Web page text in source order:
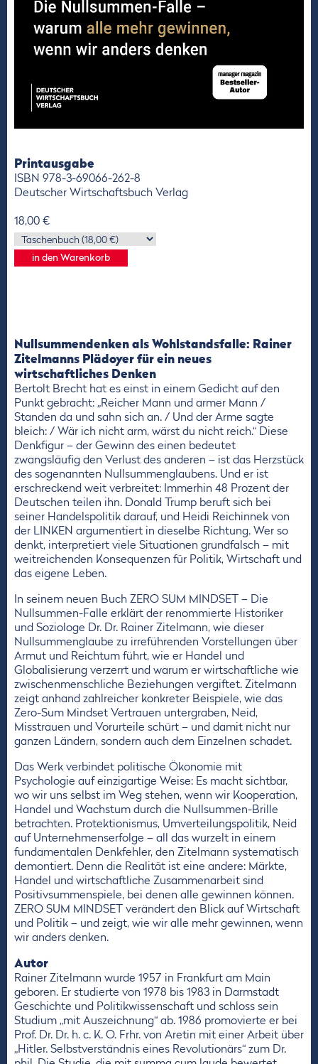
Printausgabe
ISBN 978-3-69066-262-8
Deutscher Wirtschaftsbuch Verlag
18,00 €
Nullsummendenken als Wohlstandsfalle: Rainer
Zitelmanns Plädoyer für ein neues
wirtschaftliches Denken
Bertolt Brecht hat es einst in einem Gedicht auf den
Punkt gebracht: „Reicher Mann und armer Mann /
Standen da und sahn sich an. / Und der Arme sagte
bleich: / Wär ich nicht arm, wärst du nicht reich.“ Diese
Denkfigur – der Gewinn des einen bedeutet
zwangsläufig den Verlust des anderen – ist das Herzstück
des sogenannten Nullsummenglaubens. Und er ist
erschreckend weit verbreitet: Immerhin 48 Prozent der
Deutschen teilen ihn. Donald Trump beruft sich bei
seiner Handelspolitik darauf, und Heidi Reichinnek von
der LINKEN argumentiert in dieselbe Richtung. Wer so
denkt, interpretiert viele Situationen grundfalsch – mit
weitreichenden Konsequenzen für Politik, Wirtschaft und
das eigene Leben.
In seinem neuen Buch ZERO SUM MINDSET – Die
Nullsummen-Falle erklärt der renommierte Historiker
und Soziologe Dr. Dr. Rainer Zitelmann, wie dieser
Nullsummenglaube zu irreführenden Vorstellungen über
Armut und Reichtum führt, wie er Handel und
Globalisierung verzerrt und warum er wirtschaftliche wie
zwischenmenschliche Beziehungen vergiftet. Zitelmann
zeigt anhand zahlreicher konkreter Beispiele, wie das
Zero-Sum Mindset Vertrauen untergraben, Neid,
Misstrauen und Vorurteile schürt – und damit nicht nur
ganzen Ländern, sondern auch dem Einzelnen schadet.
Das Werk verbindet politische Ökonomie mit
Psychologie auf einzigartige Weise: Es macht sichtbar,
wo wir uns selbst im Weg stehen, wenn wir Kooperation,
Handel und Wachstum durch die Nullsummen-Brille
betrachten. Protektionismus, Umverteilungspolitik, Neid
auf Unternehmenserfolge – all das wurzelt in einem
fundamentalen Denkfehler, den Zitelmann systematisch
demontiert. Denn die Realität ist eine andere: Märkte,
Handel und wirtschaftliche Zusammenarbeit sind
Positivsummenspiele, bei denen alle gewinnen können.
ZERO SUM MINDSET verändert den Blick auf Wirtschaft
und Politik – und zeigt, wie wir alle mehr gewinnen, wenn
wir anders denken.
Autor
Rainer Zitelmann wurde 1957 in Frankfurt am Main
geboren. Er studierte von 1978 bis 1983 in Darmstadt
Geschichte und Politikwissenschaft und schloss sein
Studium „mit Auszeichnung“ ab. 1986 promovierte er bei
Prof. Dr. Dr. h. c. K. O. Frhr. von Aretin mit einer Arbeit über
„Hitler. Selbstverständnis eines Revolutionärs“ zum Dr.